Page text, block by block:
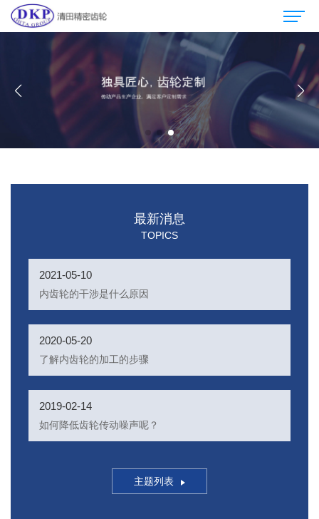
最新消息
TOPICS
2021-05-10
内齿轮的干涉是什么原因
2020-05-20
了解内齿轮的加工的步骤
2019-02-14
如何降低齿轮传动噪声呢？
主题列表